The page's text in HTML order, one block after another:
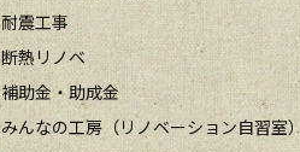
耐震工事
断熱リノベ
補助金・助成金
みんなの工房（リノベーション自習室）